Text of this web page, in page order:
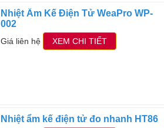
Nhiệt Ẩm Kế Điện Tử WeaPro WP-
002
Giá liên hệ XEM CHI TIẾT
Nhiệt ẩm kế điện tử đo nhanh HT86